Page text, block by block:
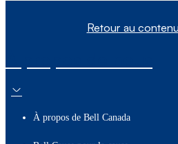
Retour au
À propos de Bell Canada